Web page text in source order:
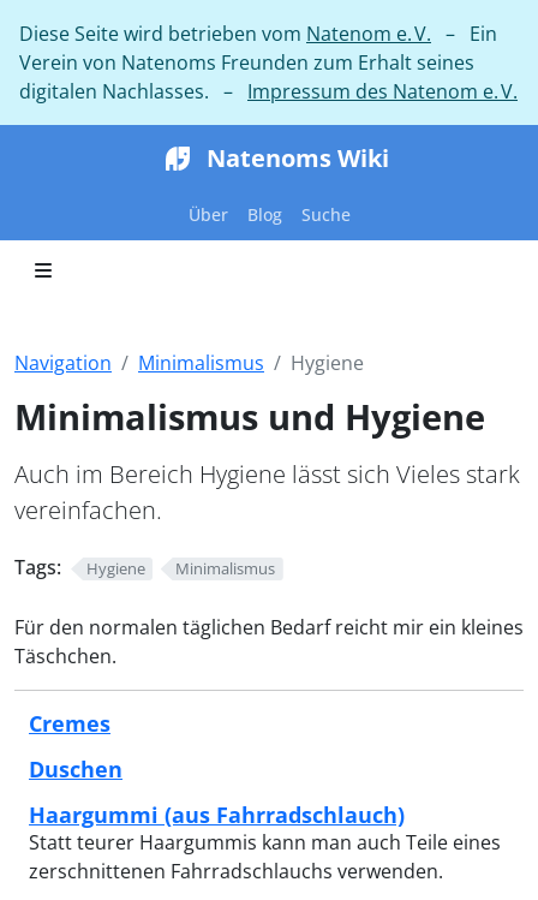
Diese Seite wird betrieben vom Natenom e. V. – Ein
Verein von Natenoms Freunden zum Erhalt seines
digitalen Nachlasses. – Impressum des Natenom e. V.
Natenoms Wiki
Über Blog Suche
Navigation Minimalismus Hygiene
Minimalismus und Hygiene
Auch im Bereich Hygiene lässt sich Vieles stark
vereinfachen.
Tags: Hygiene Minimalismus
Für den normalen täglichen Bedarf reicht mir ein kleines
Täschchen.
Cremes
Duschen
Haargummi (aus Fahrradschlauch)
Statt teurer Haargummis kann man auch Teile eines
zerschnittenen Fahrradschlauchs verwenden.